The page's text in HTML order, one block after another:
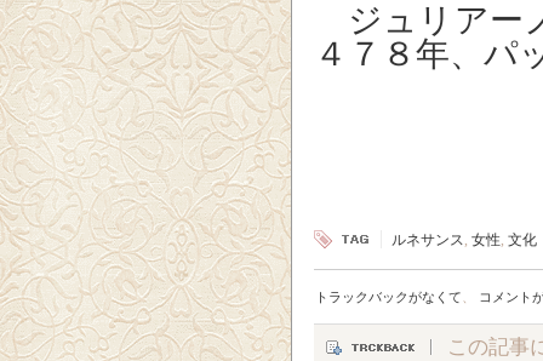
ジュリアー
４７８年、パ
ルネサンス, 女性, 文化
トラックバックがなくて コメント
この記事